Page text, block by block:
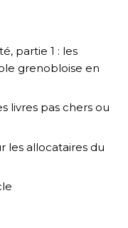
partie 1 : les
grenobloise en
livres pas chers ou
les allocataires du